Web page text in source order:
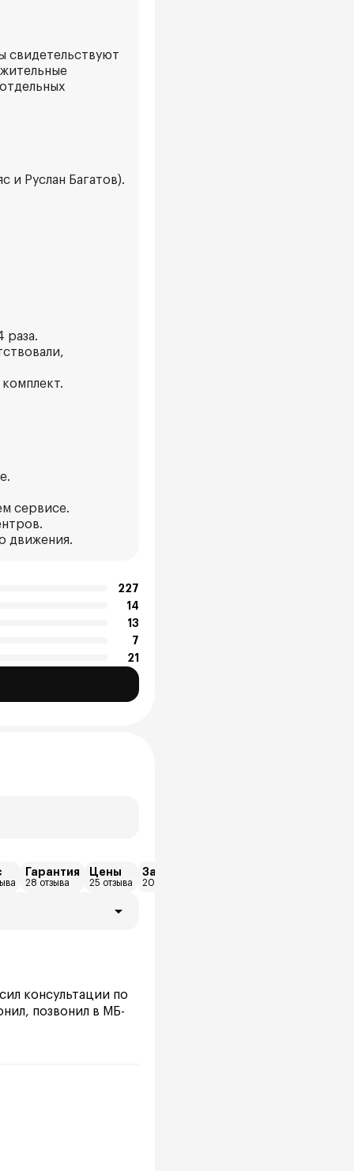
свидетельствуют
и Руслан Багатов).
раза.
сервисе.
движения.
227
14
13
7
21
Гарантия
28 отзыва
Цены
25 отзыва
Запчасти
20 отзыва
консультации по
позвонил в МБ-